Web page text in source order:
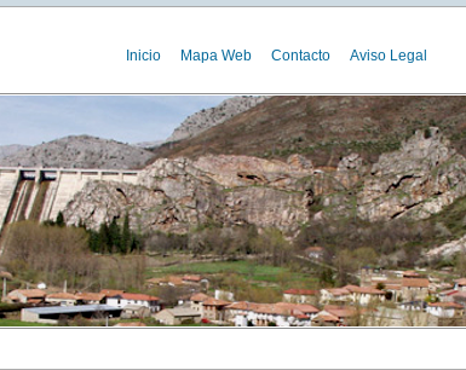
Inicio Mapa Web Contacto Aviso Legal